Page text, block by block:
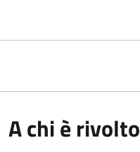
A chi è rivolto